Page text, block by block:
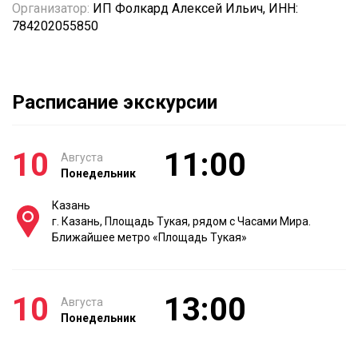
Организатор: ИП Фолкард Алексей Ильич, ИНН:
784202055850
Расписание экскурсии
10
Августа
Понедельник
11:00
Казань
г. Казань, Площадь Тукая, рядом с Часами Мира.
Ближайшее метро «Площадь Тукая»
10
Августа
Понедельник
13:00